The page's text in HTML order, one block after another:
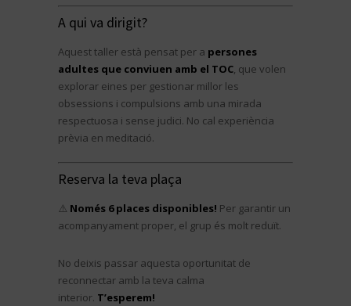
A qui va dirigit?
Aquest taller està pensat per a persones
adultes que conviuen amb el TOC, que volen
explorar eines per gestionar millor les
obsessions i compulsions amb una mirada
respectuosa i sense judici. No cal experiència
prèvia en meditació.
Reserva la teva plaça
⚠️ Només 6 places disponibles! Per garantir un
acompanyament proper, el grup és molt reduït.
No deixis passar aquesta oportunitat de
reconnectar amb la teva calma
interior. T’esperem!